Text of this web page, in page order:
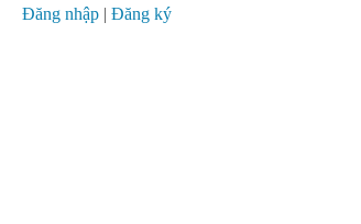
Đăng nhập | Đăng ký